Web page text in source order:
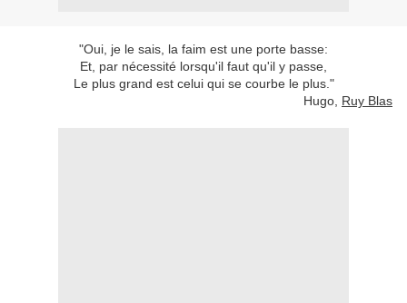
"Oui, je le sais, la faim est une porte basse:
Et, par nécessité lorsqu'il faut qu'il y passe,
Le plus grand est celui qui se courbe le plus."
Hugo, Ruy Blas